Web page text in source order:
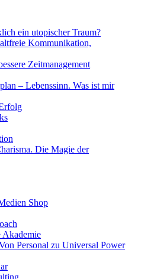
ein utopischer Traum?
Kommunikation,
Zeitmanagement
– Lebenssinn. Was ist mir
Die Magie der
Shop
Akademie
Personal zu Universal Power